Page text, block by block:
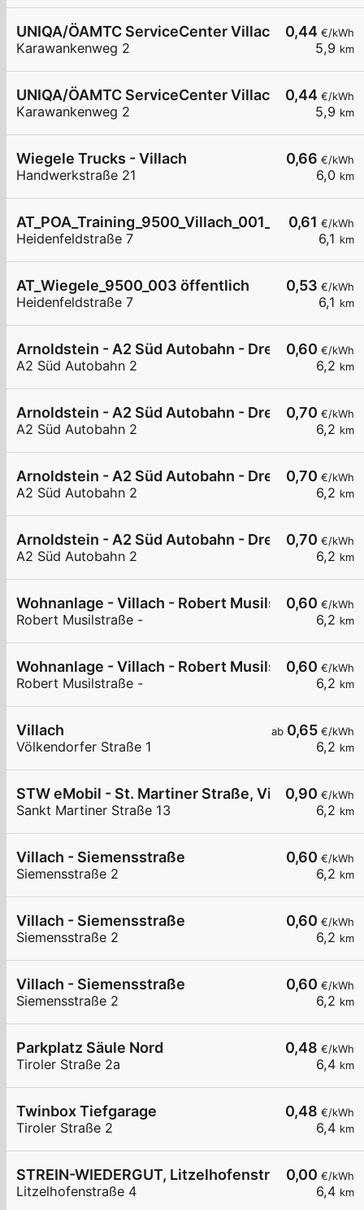
0,44 €/kWh
5,9 km
UNIQA/ÖAMTC ServiceCenter Villach - AC1
Karawankenweg 2
0,44 €/kWh
5,9 km
UNIQA/ÖAMTC ServiceCenter Villach - AC2
Karawankenweg 2
0,66 €/kWh
6,0 km
Wiegele Trucks - Villach
Handwerkstraße 21
0,61 €/kWh
6,1 km
Heidenfeldstraße 7
0,53 €/kWh
6,1 km
AT_Wiegele_9500_003 öffentlich
Heidenfeldstraße 7
0,60 €/kWh
6,2 km
Arnoldstein - A2 Süd Autobahn - Dreiländereck
A2 Süd Autobahn 2
0,70 €/kWh
6,2 km
Arnoldstein - A2 Süd Autobahn - Dreiländereck
A2 Süd Autobahn 2
0,70 €/kWh
6,2 km
Arnoldstein - A2 Süd Autobahn - Dreiländereck
A2 Süd Autobahn 2
0,70 €/kWh
6,2 km
Arnoldstein - A2 Süd Autobahn - Dreiländereck
A2 Süd Autobahn 2
0,60 €/kWh
6,2 km
Wohnanlage - Villach - Robert Musilstraße
Robert Musilstraße -
0,60 €/kWh
6,2 km
Wohnanlage - Villach - Robert Musilstraße
Robert Musilstraße -
ab 0,65 €/kWh
6,2 km
Villach
Völkendorfer Straße 1
0,90 €/kWh
6,2 km
STW eMobil - St. Martiner Straße, Villach
Sankt Martiner Straße 13
0,60 €/kWh
6,2 km
Villach - Siemensstraße
Siemensstraße 2
0,60 €/kWh
6,2 km
Villach - Siemensstraße
Siemensstraße 2
0,60 €/kWh
6,2 km
Villach - Siemensstraße
Siemensstraße 2
0,48 €/kWh
6,4 km
Parkplatz Säule Nord
Tiroler Straße 2a
0,48 €/kWh
6,4 km
Twinbox Tiefgarage
Tiroler Straße 2
0,00 €/kWh
6,4 km
STREIN-WIEDERGUT, Litzelhofenstraße 4, Villach
Litzelhofenstraße 4